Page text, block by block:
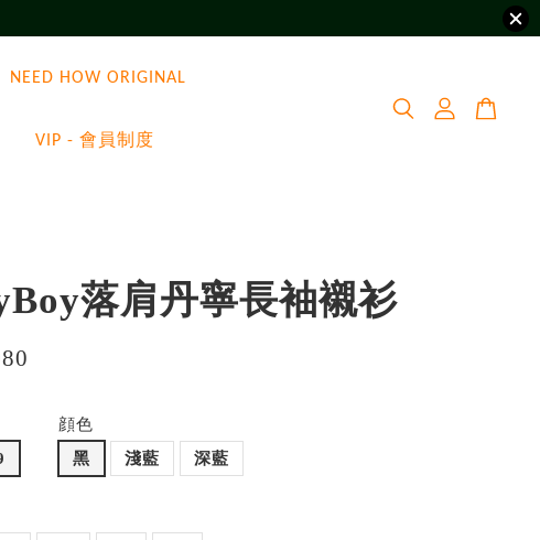
NEED HOW ORIGINAL
VIP - 會員制度
落肩丹寧長袖襯衫
顔色
黑
淺藍 深藍